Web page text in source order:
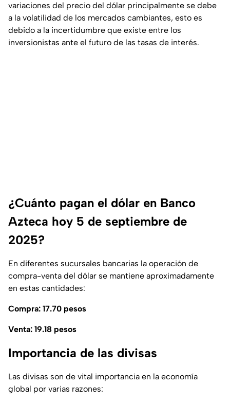
variaciones del precio del dólar principalmente se debe
a la volatilidad de los mercados cambiantes, esto es
debido a la incertidumbre que existe entre los
inversionistas ante el futuro de las tasas de interés.
¿Cuánto pagan el dólar en Banco
Azteca hoy 5 de septiembre de
2025?
En diferentes sucursales bancarias la operación de
compra-venta del dólar se mantiene aproximadamente
en estas cantidades:
Compra: 17.70 pesos
Venta: 19.18 pesos
Importancia de las divisas
Las divisas son de vital importancia en la economía
global por varias razones: